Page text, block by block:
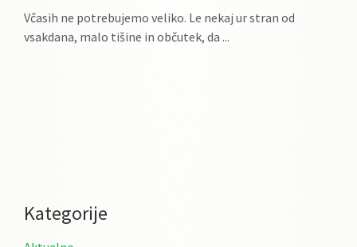
Včasih ne potrebujemo veliko. Le nekaj ur stran od
vsakdana, malo tišine in občutek, da
Kategorije